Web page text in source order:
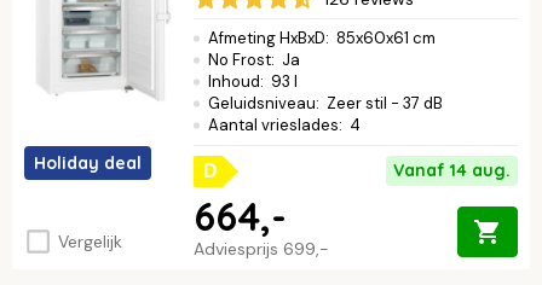
Holiday deal
Vergelijk
Afmeting HxBxD: 85x60x61 cm
No Frost: Ja
Inhoud: 93 l
Geluidsniveau: Zeer stil - 37 dB
Aantal vrieslades: 4
D Vanaf 14 aug.
Adviesprijs 699,-
664,-